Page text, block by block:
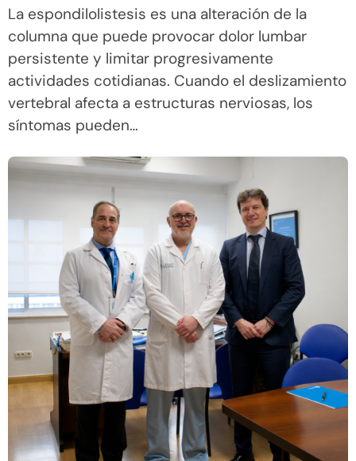
La espondilolistesis es una alteración de la
columna que puede provocar dolor lumbar
persistente y limitar progresivamente
actividades cotidianas. Cuando el deslizamiento
vertebral afecta a estructuras nerviosas, los
síntomas pueden…